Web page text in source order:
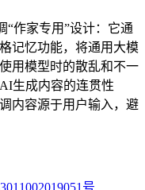
“作家专用”设计：它通
记忆功能，将通用大模
用模型时的散乱和不一
生成内容的连贯性
内容源于用户输入，避
号